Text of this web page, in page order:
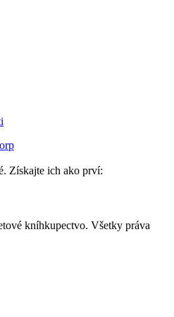
Získajte ich ako prví:
kníhkupectvo. Všetky práva